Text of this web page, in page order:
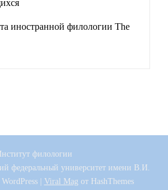
иностранной филологии The
филологии
федеральный университет имени В.И.
| Viral Mag от HashThemes